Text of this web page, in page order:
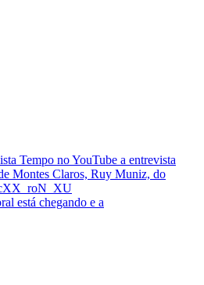
está chegando e a